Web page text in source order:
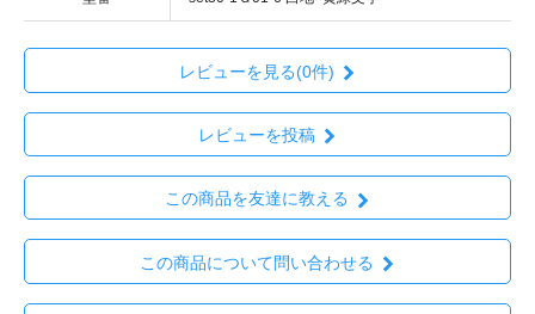
レビューを見る(0件)
レビューを投稿
この商品を友達に教える
この商品について問い合わせる